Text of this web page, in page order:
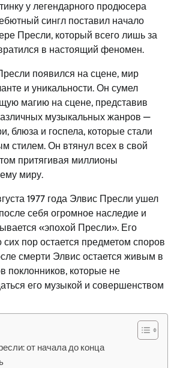
у легендарного продюсера
сингл поставил начало
Пресли, который всего лишь за
в настоящий феномен.
появился на сцене, мир
и уникальности. Он сумел
магию на сцене, представив
музыкальных жанров —
блюза и госпела, которые стали
стилем. Он втянул всех в свой
притягивая миллионы
миру.
1977 года Элвис Пресли ушел
себя огромное наследие и
«эпохой Пресли». Его
пор остается предметом споров
смерти Элвис остается живым в
поклонников, которые не
его музыкой и совершенством
от начала до конца